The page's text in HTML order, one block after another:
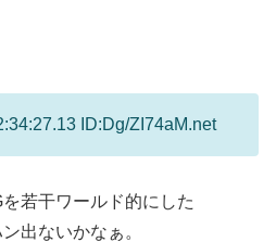
ID:Dg/ZI74aM.net
若干ワールド的にした
出ないかなぁ。